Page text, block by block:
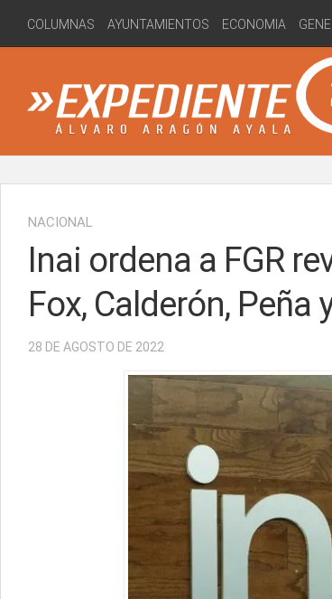
content
COLUMNAS AYUNTAMIENTOS ECONOMIA
NACIONAL
Inai ordena a FGR
Fox, Calderón, Peña
28 DE AGOSTO DE 2022